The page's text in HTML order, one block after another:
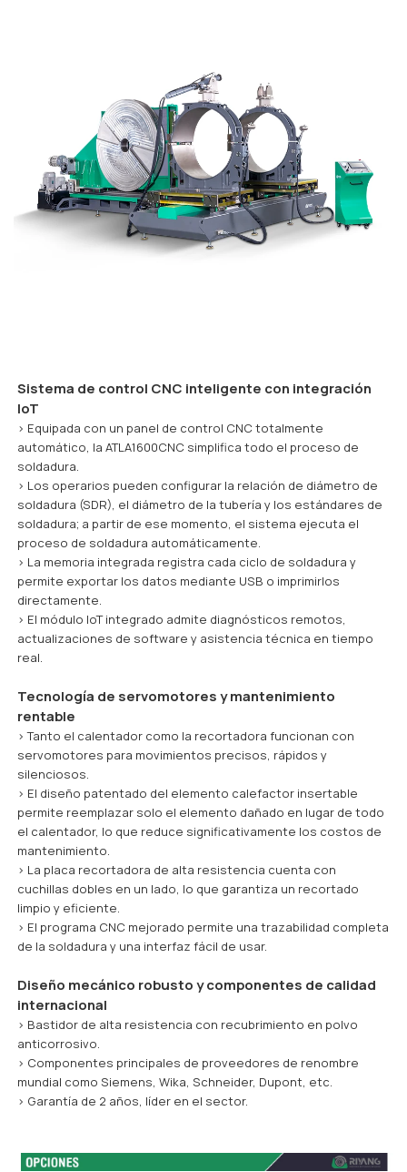
Sistema de control CNC inteligente con integración
IoT
> Equipada con un panel de control CNC totalmente
automático, la ATLA1600CNC simplifica todo el proceso de
soldadura.
> Los operarios pueden configurar la relación de diámetro de
soldadura (SDR), el diámetro de la tubería y los estándares de
soldadura; a partir de ese momento, el sistema ejecuta el
proceso de soldadura automáticamente.
> La memoria integrada registra cada ciclo de soldadura y
permite exportar los datos mediante USB o imprimirlos
directamente.
> El módulo IoT integrado admite diagnósticos remotos,
actualizaciones de software y asistencia técnica en tiempo
real.
Tecnología de servomotores y mantenimiento
rentable
> Tanto el calentador como la recortadora funcionan con
servomotores para movimientos precisos, rápidos y
silenciosos.
> El diseño patentado del elemento calefactor insertable
permite reemplazar solo el elemento dañado en lugar de todo
el calentador, lo que reduce significativamente los costos de
mantenimiento.
> La placa recortadora de alta resistencia cuenta con
cuchillas dobles en un lado, lo que garantiza un recortado
limpio y eficiente.
> El programa CNC mejorado permite una trazabilidad completa
de la soldadura y una interfaz fácil de usar.
Diseño mecánico robusto y componentes de calidad
internacional
> Bastidor de alta resistencia con recubrimiento en polvo
anticorrosivo.
> Componentes principales de proveedores de renombre
mundial como Siemens, Wika, Schneider, Dupont, etc.
> Garantía de 2 años, líder en el sector.